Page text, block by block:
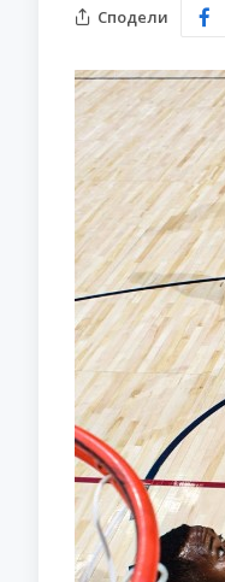
Сподели